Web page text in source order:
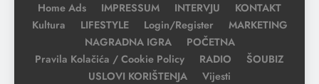
Home Ads
IMPRESSUM INTERVJU
KONTAKT
Kultura
LIFESTYLE Login/Register
MARKETING
NAGRADNA IGRA
POČETNA
Pravila Kolačića / Cookie Policy
RADIO
ŠOUBIZ
USLOVI KORIŠTENJA
Vijesti